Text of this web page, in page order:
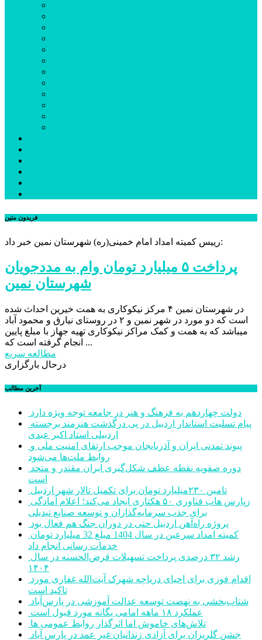
فریدون متین
رییس کمیته امداد امام خمینی(ره) شهرستان نمین خبر داد:
پرداخت ۵ میلیارد تومان وام به مددجویان
شهرستان نمین
در شهرستان نمین ۴ مرکز نیکوکاری به همت خیرین احداث شده
است که دو مورد در شهر نمین و ۲ در روستای نیارق و محمود آباد
میباشد که به همت و کمک مراکز نیکوکاری تهیه جهاز با مبلغ پایین
انجام گرفته است که ...
مطالعه سریع
درحال بارگزاری
آخرین مطالب
دولت چهاردهم به فرهنگ و هنر در جامعه توجه ویژه دارد
اردبیلی استاد اکبر عبدی
روابط ملت‌ها می‌شود
است
تامین ۲۳۰میلیارد تومان برای تکمیل تالار شهر اردبیل
برای جذب سرمایه‌گذاران و توسعه صنایع تبدیلی
پروژه راه‌آهن اردبیل حتی در دوران جنگ هم فعال بود
خدمات رسانی انجام داد
۱۴۰۴
تاکید است
شتاب‌بخشی به نهضت توسعه عدالت آموزشی در پارس‌آباد
عملکرد ۱۸ ماهه امامی یگانه مورد قبول است
تلاش‌های خاموش اما اثرگذار روابط عمومی ها